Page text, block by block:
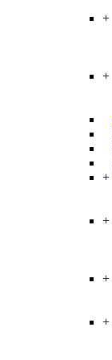
+
+
+
+
+
+